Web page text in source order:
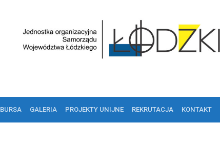
BURSA GALERIA PROJEKTY UNIJNE REKRUTACJA KONTAKT